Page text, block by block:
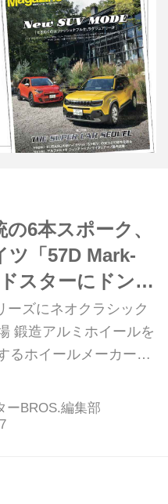
6本スポーク、
ツ「57D Mark-
スターにドンピ
クラシックな雰
ーズにネオクラシック
鍛造アルミホイールを
るホイールメーカー
の一方で、鋳造製法に
ンアップも持ち、その
ングランヒットを続け
ーたちから支持されて
ーBROS.編集部